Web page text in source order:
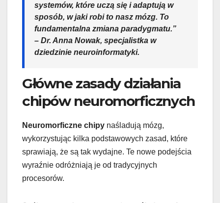
systemów, które uczą się i adaptują w
sposób, w jaki robi to nasz mózg. To
fundamentalna zmiana paradygmatu.”
– Dr. Anna Nowak, specjalistka w
dziedzinie neuroinformatyki.
Główne zasady działania
chipów neuromorficznych
Neuromorficzne chipy naśladują mózg,
wykorzystując kilka podstawowych zasad, które
sprawiają, że są tak wydajne. Te nowe podejścia
wyraźnie odróżniają je od tradycyjnych
procesorów.